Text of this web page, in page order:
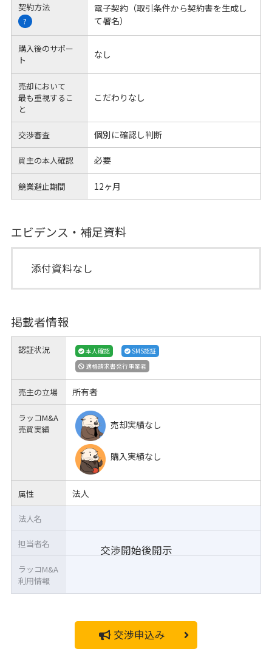
契約方法
?
電子契約（取引条件から契約書を生成し
て署名）
購入後のサポー
ト
なし
売却において
最も重視するこ
と
こだわりなし
交渉審査 個別に確認し判断
買主の本人確認 必要
競業避止期間 12ヶ月
エビデンス・補足資料
添付資料なし
掲載者情報
認証状況 本人確認
SMS認証
適格請求書発行事業者
売主の立場 所有者
ラッコM&A
売買実績
売却実績なし
購入実績なし
属性 法人
交渉開始後開示
法人名
担当者名
ラッコM&A
利用情報
交渉申込み